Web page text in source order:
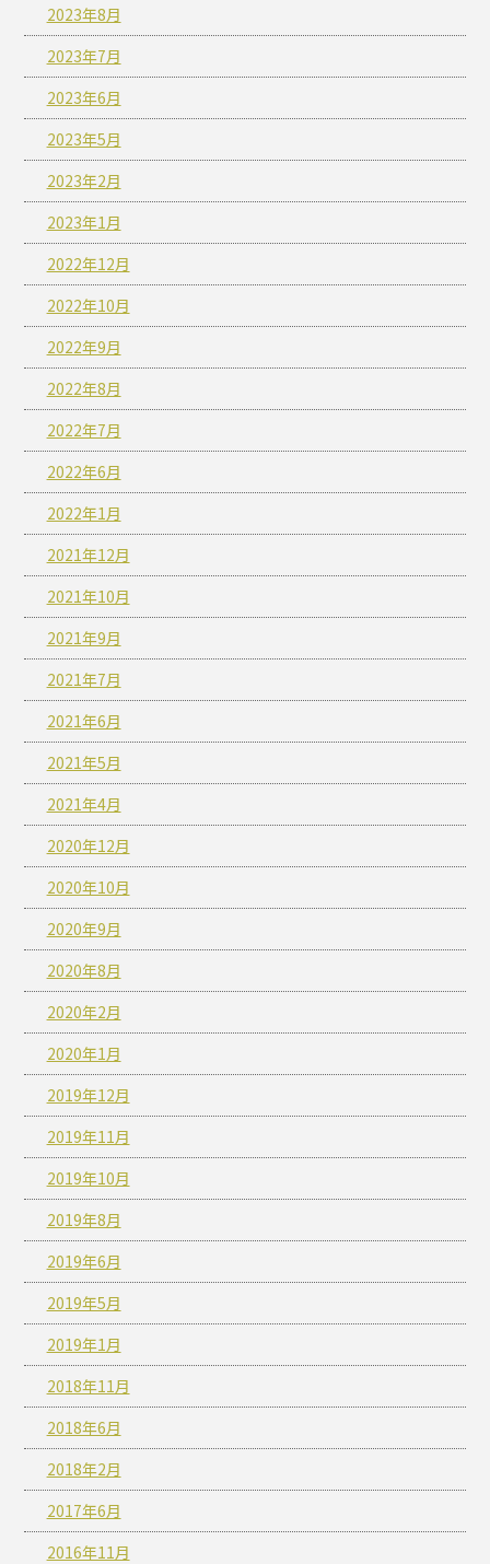
2023年8月
2023年7月
2023年6月
2023年5月
2023年2月
2023年1月
2022年12月
2022年10月
2022年9月
2022年8月
2022年7月
2022年6月
2022年1月
2021年12月
2021年10月
2021年9月
2021年7月
2021年6月
2021年5月
2021年4月
2020年12月
2020年10月
2020年9月
2020年8月
2020年2月
2020年1月
2019年12月
2019年11月
2019年10月
2019年8月
2019年6月
2019年5月
2019年1月
2018年11月
2018年6月
2018年2月
2017年6月
2016年11月